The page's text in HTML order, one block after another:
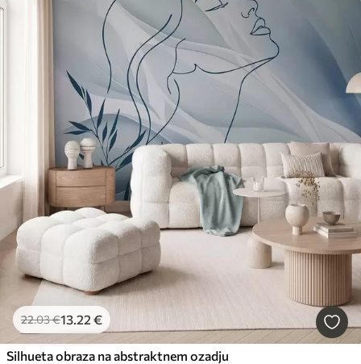
22.03€13 .22 €
Silhueta obraza na abstraktnem ozadju